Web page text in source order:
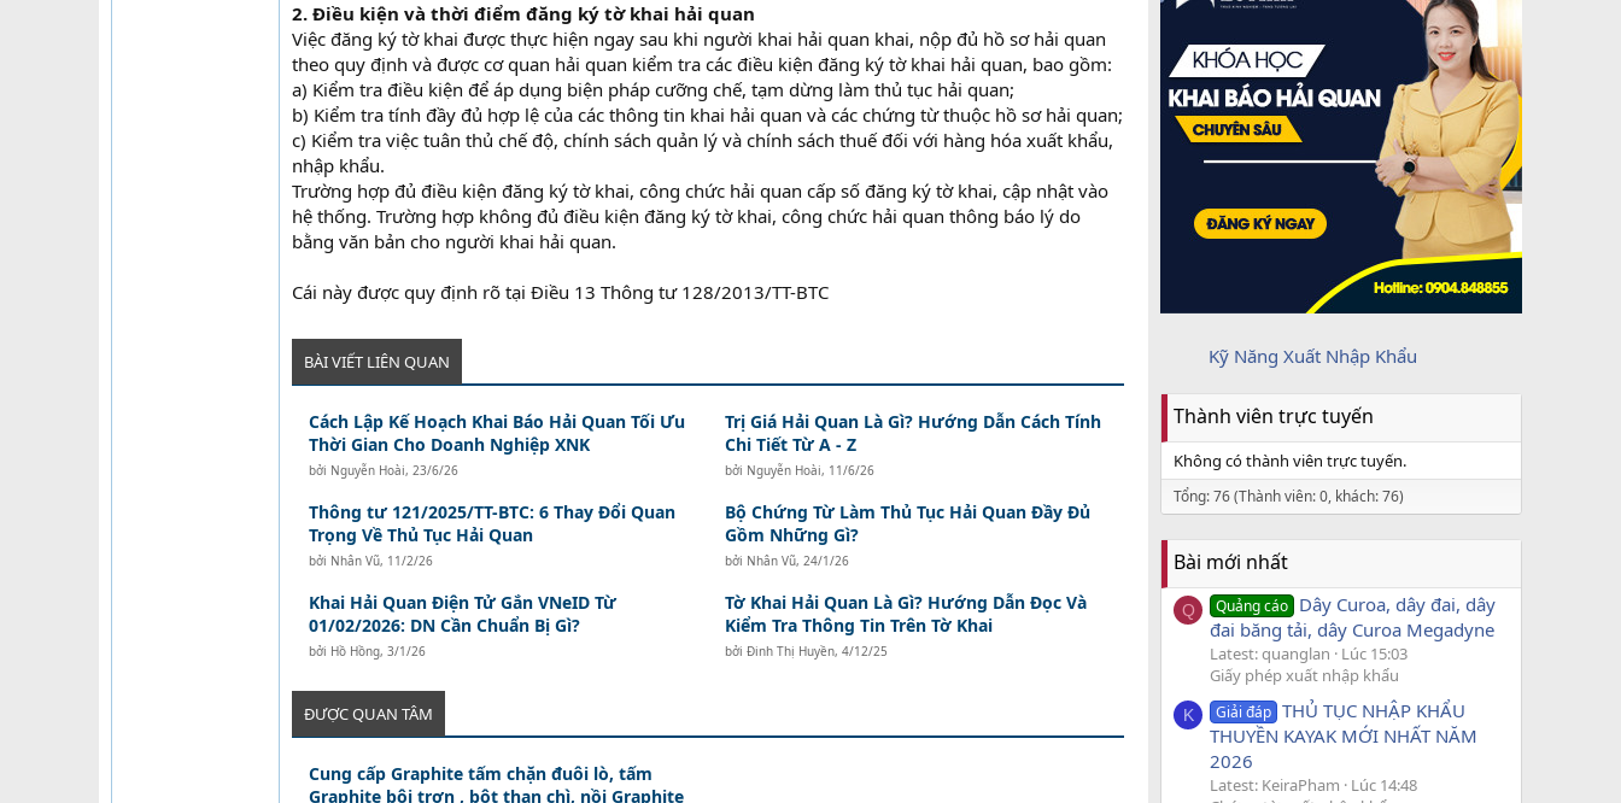
2. Điều kiện và thời điểm đăng ký tờ khai hải quan
Việc đăng ký tờ khai được thực hiện ngay sau khi người khai hải quan khai, nộp đủ hồ sơ hải quan
theo quy định và được cơ quan hải quan kiểm tra các điều kiện đăng ký tờ khai hải quan, bao gồm:
a) Kiểm tra điều kiện để áp dụng biện pháp cưỡng chế, tạm dừng làm thủ tục hải quan;
b) Kiểm tra tính đầy đủ hợp lệ của các thông tin khai hải quan và các chứng từ thuộc hồ sơ hải quan;
c) Kiểm tra việc tuân thủ chế độ, chính sách quản lý và chính sách thuế đối với hàng hóa xuất khẩu,
nhập khẩu.
Trường hợp đủ điều kiện đăng ký tờ khai, công chức hải quan cấp số đăng ký tờ khai, cập nhật vào
hệ thống. Trường hợp không đủ điều kiện đăng ký tờ khai, công chức hải quan thông báo lý do
bằng văn bản cho người khai hải quan.
Cái này được quy định rõ tại Điều 13 Thông tư 128/2013/TT-BTC
BÀI VIẾT LIÊN QUAN
Cách Lập Kế Hoạch Khai Báo Hải Quan Tối Ưu
Thời Gian Cho Doanh Nghiệp XNK
bởi Nguyễn Hoài, 23/6/26
Trị Giá Hải Quan Là Gì? Hướng Dẫn Cách Tính
Chi Tiết Từ A - Z
bởi Nguyễn Hoài, 11/6/26
Thông tư 121/2025/TT-BTC: 6 Thay Đổi Quan
Trọng Về Thủ Tục Hải Quan
bởi Nhân Vũ, 11/2/26
Bộ Chứng Từ Làm Thủ Tục Hải Quan Đầy Đủ
Gồm Những Gì?
bởi Nhân Vũ, 24/1/26
Khai Hải Quan Điện Tử Gắn VNeID Từ
01/02/2026: DN Cần Chuẩn Bị Gì?
bởi Hồ Hồng, 3/1/26
Tờ Khai Hải Quan Là Gì? Hướng Dẫn Đọc Và
Kiểm Tra Thông Tin Trên Tờ Khai
bởi Đinh Thị Huyền, 4/12/25
ĐƯỢC QUAN TÂM
Cung cấp Graphite tấm chặn đuôi lò, tấm
Graphite bôi trơn , bột than chì, nồi Graphite
Kỹ Năng Xuất Nhập Khẩu
Thành viên trực tuyến
Không có thành viên trực tuyến.
Tổng: 76 (Thành viên: 0, khách: 76)
Bài mới nhất
Q Quảng cáo Dây Curoa, dây đai, dây
đai băng tải, dây Curoa Megadyne
Latest: quanglan
Lúc 15:03
Giấy phép xuất nhập khẩu
K Giải đáp THỦ TỤC NHẬP KHẨU
THUYỀN KAYAK MỚI NHẤT NĂM
2026
Latest: KeiraPham
Lúc 14:48